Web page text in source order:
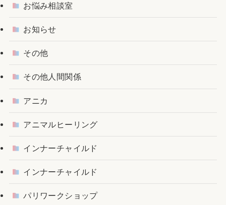
お悩み相談室
お知らせ
その他
その他人間関係
アニカ
アニマルヒーリング
インナーチャイルド
インナーチャイルド
パリワークショップ